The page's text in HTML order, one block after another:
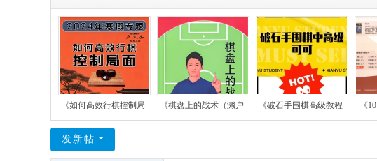
《如何高效行棋控制局 《棋盘上的战术（濑户 《破石手围棋高级教程 《
发新帖